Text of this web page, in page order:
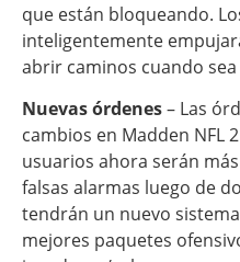
que están bloqueando.
inteligentemente
abrir caminos cuando
Nuevas órdenes– Las
cambios en Madden NFL
usuarios ahora serán
falsas alarmas luego de
tendrán un nuevo
mejores paquetes